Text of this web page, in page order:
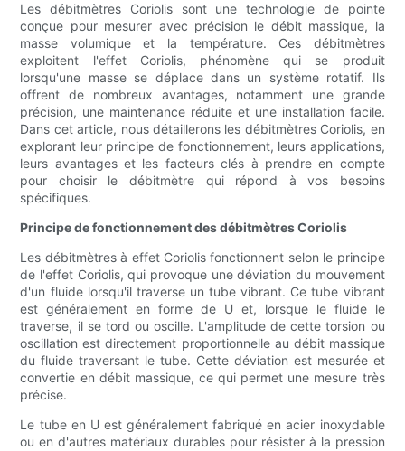
Les débitmètres Coriolis sont une technologie de pointe
conçue pour mesurer avec précision le débit massique, la
masse volumique et la température. Ces débitmètres
exploitent l'effet Coriolis, phénomène qui se produit
lorsqu'une masse se déplace dans un système rotatif. Ils
offrent de nombreux avantages, notamment une grande
précision, une maintenance réduite et une installation facile.
Dans cet article, nous détaillerons les débitmètres Coriolis, en
explorant leur principe de fonctionnement, leurs applications,
leurs avantages et les facteurs clés à prendre en compte
pour choisir le débitmètre qui répond à vos besoins
spécifiques.
Principe de fonctionnement des débitmètres Coriolis
Les débitmètres à effet Coriolis fonctionnent selon le principe
de l'effet Coriolis, qui provoque une déviation du mouvement
d'un fluide lorsqu'il traverse un tube vibrant. Ce tube vibrant
est généralement en forme de U et, lorsque le fluide le
traverse, il se tord ou oscille. L'amplitude de cette torsion ou
oscillation est directement proportionnelle au débit massique
du fluide traversant le tube. Cette déviation est mesurée et
convertie en débit massique, ce qui permet une mesure très
précise.
Le tube en U est généralement fabriqué en acier inoxydable
ou en d'autres matériaux durables pour résister à la pression